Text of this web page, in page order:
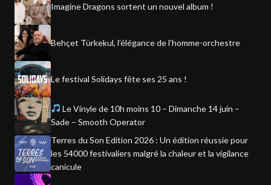
Imagine Dragons sortent un nouvel album !
Behçet Türkekul, l’élégance de l’homme-orchestre
Le festival Solidays fête ses 25 ans !
Le Vinyle de 10h moins 10 – Dimanche 14 juin –
Sade – Smooth Operator
Terres du Son Edition 2026 : Un édition réussie pour
les 54000 festivaliers malgré la chaleur et la vigilance
canicule